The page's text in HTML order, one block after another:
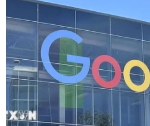
Cao tốc Khánh Hoà-Buôn
sẽ hoàn thành, khai thác
nay
05/08/2026 07:14
Sân bay Nội Bài cho xe biển